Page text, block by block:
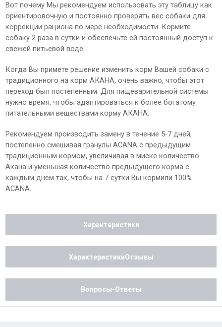
Вот почему Мы рекомендуем использовать эту таблицу как
ориентировочную и постоянно проверять вес собаки для
коррекции рациона по мере необходимости. Кормите
собаку 2 раза в сутки и обеспечьте ей постоянный доступ к
свежей питьевой воде.
Когда Вы примете решение изменить корм Вашей собаки с
традиционного на корм АКАНА, очень важно, чтобы этот
переход был постепенным. Для пищеварительной системы
нужно время, чтобы адаптироваться к более богатому
питательными веществами корму АКАНА.
Рекомендуем производить замену в течение 5-7 дней,
постепенно смешивая гранулы ACANA с предыдущим
традиционным кормом, увеличивая в миске количество
Акана и уменьшая количество предыдущего корма с
каждым днем так, чтобы на 7 сутки Вы кормили 100%
ACANA.
Характеристики
ХарактеристикиОтзывы
Вопросы-Ответы